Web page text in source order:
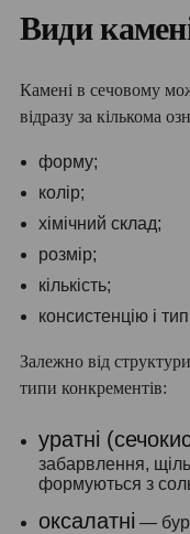
Види
Камені в сечовому
відразу за кількома
форму;
колір;
хімічний склад;
розмір;
кількість;
консистенцію і
Залежно від
типи конкрементів:
уратні
забарвлення,
формуються з
оксалатні —